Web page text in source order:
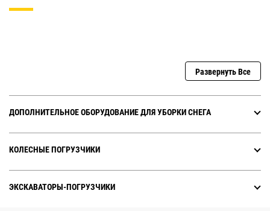
Развернуть Все
ДОПОЛНИТЕЛЬНОЕ ОБОРУДОВАНИЕ ДЛЯ УБОРКИ СНЕГА
КОЛЕСНЫЕ ПОГРУЗЧИКИ
ЭКСКАВАТОРЫ-ПОГРУЗЧИКИ